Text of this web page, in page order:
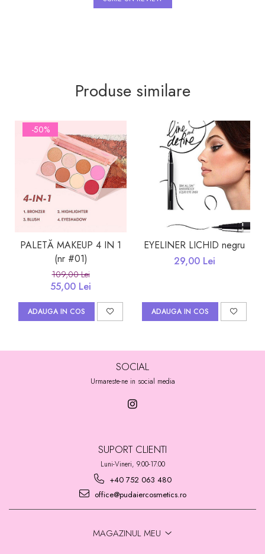
Produse similare
-50%
PALETĂ MAKEUP 4 IN 1
(nr #01)
109,00 Lei
55,00 Lei
ADAUGA IN COS
EYELINER LICHID negru
29,00 Lei
ADAUGA IN COS
SOCIAL
Urmareste-ne in social media
SUPORT CLIENTI
Luni-Vineri, 9.00-17.00
+40 752 063 480
office@pudaiercosmetics.ro
MAGAZINUL MEU